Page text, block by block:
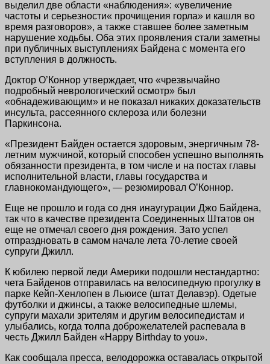
выделил две области «наблюдения»: «увеличение
частоты и серьезности« прочищения горла» и кашля во
время разговоров», а также ставшее более заметным
нарушение ходьбы. Оба этих проявления стали заметны
при публичных выступлениях Байдена с момента его
вступления в должность.
Доктор О’Коннор утверждает, что «чрезвычайно
подробный неврологический осмотр» был
«обнадеживающим» и не показал никаких доказательств
инсульта, рассеянного склероза или болезни
Паркинсона.
«Президент Байден остается здоровым, энергичным 78-
летним мужчиной, который способен успешно выполнять
обязанности президента, в том числе и на постах главы
исполнительной власти, главы государства и
главнокомандующего», — резюмировал О’Коннор.
Еще не прошло и года со дня инаугурации Джо Байдена,
так что в качестве президента Соединенных Штатов он
еще не отмечал своего дня рождения. Зато успел
отпраздновать в самом начале лета 70-летие своей
супруги Джилл.
К юбилею первой леди Америки подошли нестандартно:
чета Байденов отправилась на велосипедную прогулку в
парке Кейп-Хенлопен в Льюисе (штат Делавэр). Одетые
футболки и джинсы, а также велосипедные шлемы,
супруги махали зрителям и другим велосипедистам и
улыбались, когда толпа доброжелателей распевала в
честь Джилл Байден «Happy Birthday to you».
Как сообщала пресса, велодорожка оставалась открытой